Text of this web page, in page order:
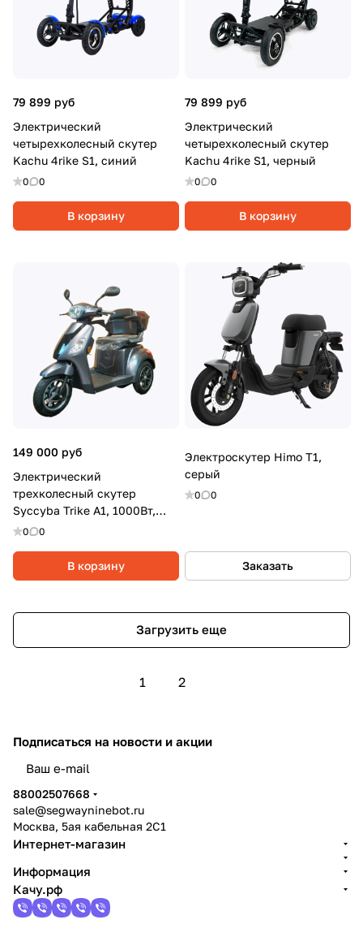
79 899 руб
Электрический
четырехколесный скутер
Kachu 4rike S1, синий
0 0
В корзину
79 899 руб
Электрический
четырехколесный скутер
Kachu 4rike S1, черный
0 0
В корзину
149 000 руб
Электрический
трехколесный скутер
Syccyba Trike A1, 1000Вт,
20Ач, Серый
0 0
В корзину
Электроскутер Himo T1,
серый
0 0
Заказать
Загрузить еще
1 2
Подписаться на новости и акции
88002507668
sale@segwayninebot.ru
Москва, 5ая кабельная 2С1
Интернет-магазин
Информация
Качу.рф